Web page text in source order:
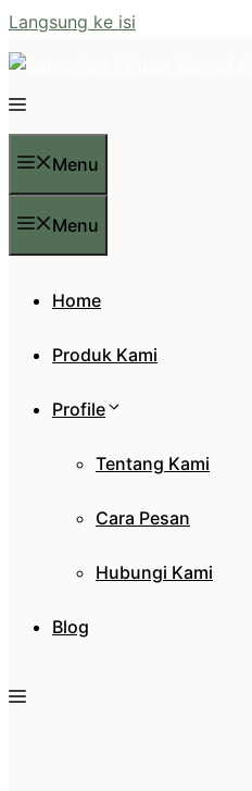
Langsung ke isi
Menu
Menu
Home
Produk Kami
Profile
Tentang Kami
Cara Pesan
Hubungi Kami
Blog